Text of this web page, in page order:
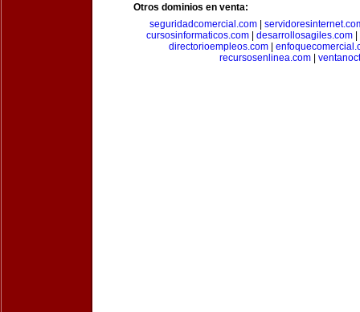
Otros dominios en venta:
seguridadcomercial.com|
cursosinformaticos.com
desarrollosagiles.com
directorioempleos.com
recursosenlinea.com|